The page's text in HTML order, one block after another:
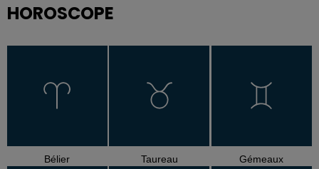
HOROSCOPE
Bélier Taureau Gémeaux